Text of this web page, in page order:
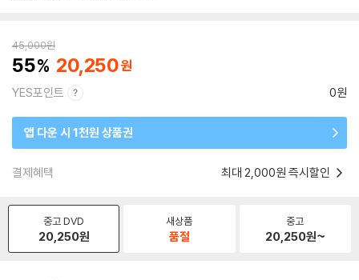
45,000원
55 20,250
YES포인트 0원
앱 다운 시 1천원 상품권
결제혜택 최대 2,000원 즉시할인
중고 DVD
20,250원
새상품
품절
중고
20,250원~